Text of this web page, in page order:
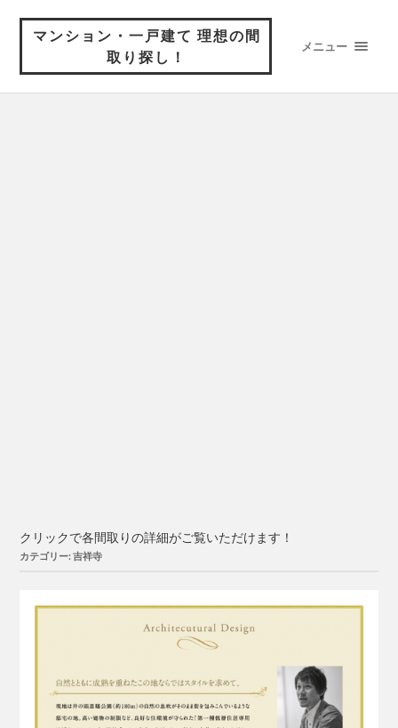
マンション・一戸建て 理想の間
取り探し！
メニュー
クリックで各間取りの詳細がご覧いただけます！
カテゴリー: 吉祥寺